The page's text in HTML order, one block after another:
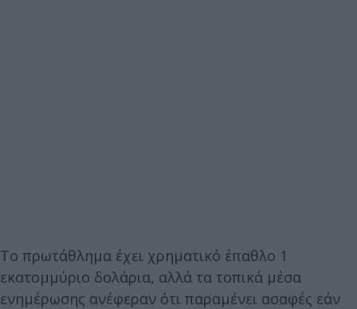
Το πρωτάθλημα έχει χρηματικό έπαθλο 1
εκατομμύριο δολάρια, αλλά τα τοπικά μέσα
ενημέρωσης ανέφεραν ότι παραμένει ασαφές εάν